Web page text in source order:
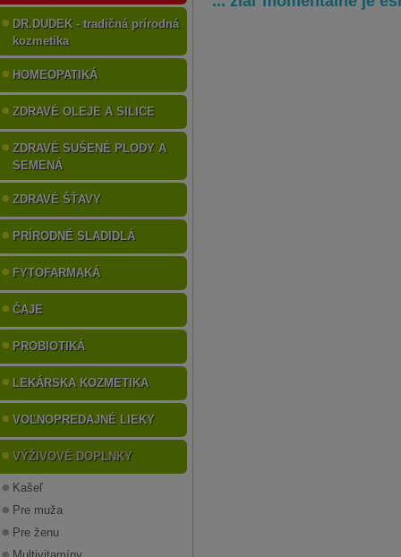
DR.DUDEK - tradičná prírodná
kozmetika
HOMEOPATIKÁ
ZDRAVÉ OLEJE A SILICE
ZDRAVÉ SUŠENÉ PLODY A
SEMENÁ
ZDRAVÉ ŠŤAVY
PRÍRODNÉ SLADIDLÁ
FYTOFARMAKÁ
ČAJE
PROBIOTIKÁ
LEKÁRSKA KOZMETIKA
VOĽNOPREDAJNÉ LIEKY
VÝŽIVOVÉ DOPLNKY
Kašeľ
Pre muža
Pre ženu